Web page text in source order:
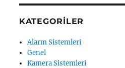
KATEGORILER
Alarm Sistemleri
Genel
Kamera Sistemleri